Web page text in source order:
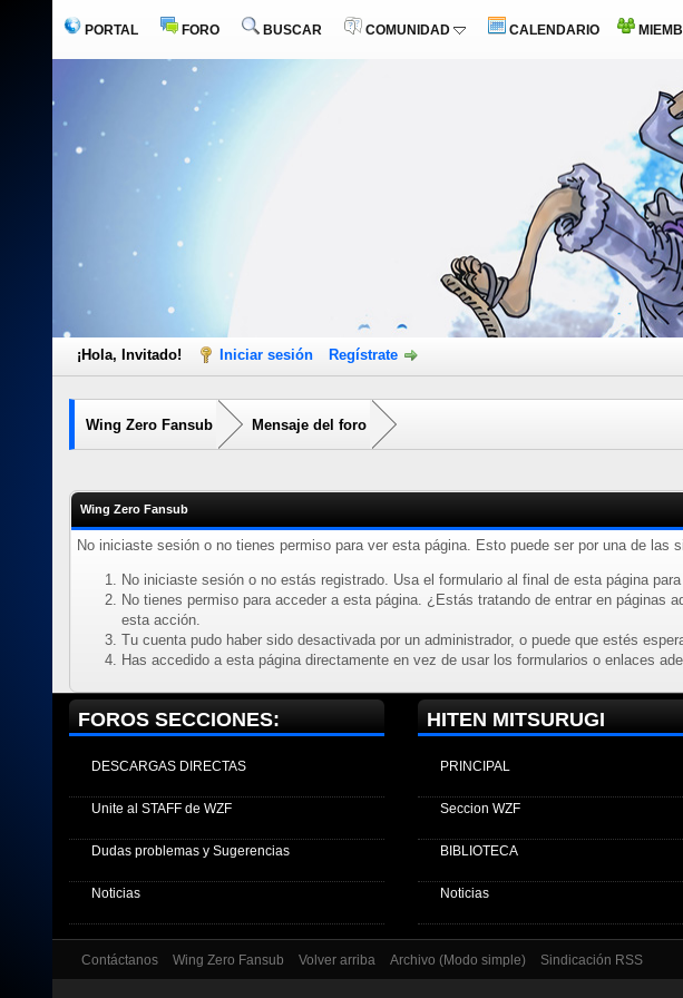
PORTAL FORO BUSCAR COMUNIDAD CALENDARIO
¡Hola, Invitado! Iniciar sesión Regístrate
Wing Zero Fansub Mensaje del foro
Wing Zero Fansub
No iniciaste sesión o no tienes permiso para ver esta página. Esto puede ser por una de las
No iniciaste sesión o no estás registrado. Usa el formulario al final de esta página
No tienes permiso para acceder a esta página. ¿Estás tratando de entrar en
esta acción.
Tu cuenta pudo haber sido desactivada por un administrador, o puede que estés
Has accedido a esta página directamente en vez de usar los formularios o enlaces
FOROS SECCIONES:
DESCARGAS DIRECTAS
Unite al STAFF de WZF
Dudas problemas y Sugerencias
Noticias
HITEN MITSURUGI
PRINCIPAL
Seccion WZF
BIBLIOTECA
Noticias
Contáctanos Wing Zero Fansub Volver arriba Archivo (Modo simple) Sindicación RSS